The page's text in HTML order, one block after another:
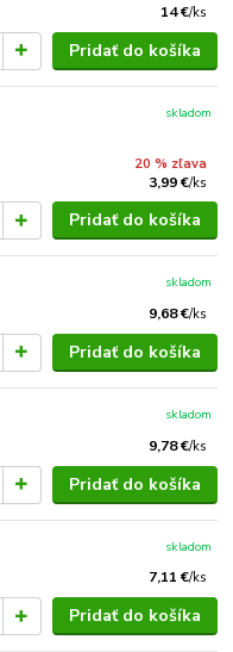
14 €/ks
Pridať do košíka
20 % zľava
3,99 €/ks
skladom
Pridať do košíka
9,68 €/ks
skladom
Pridať do košíka
9,78 €/ks
skladom
Pridať do košíka
7,11 €/ks
skladom
Pridať do košíka